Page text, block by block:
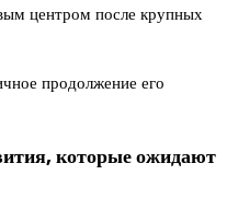
центром после крупных
продолжение его
которые ожидают